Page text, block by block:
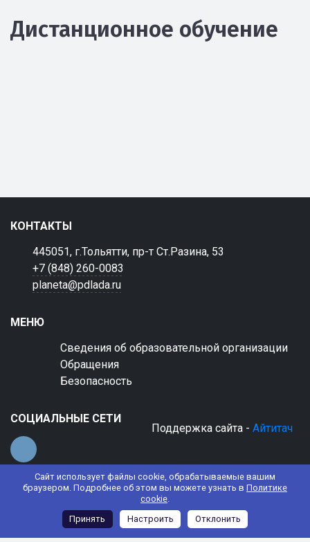
Сайт использует файлы cookie, обрабатываемые вашим
браузером. Подробнее об этом вы можете узнать в Политике
cookie.
Принять
Настроить Отклонить
Дистанционное обучение
КОНТАКТЫ
445051, г.Тольятти, пр-т Ст.Разина, 53
+7 (848) 260-0083
planeta@pdlada.ru
МЕНЮ
Сведения об образовательной организации
Обращения
Безопасность
СОЦИАЛЬНЫЕ СЕТИ
Поддержка сайта - Айтитач
© 2022 АНО ДО "Планета детства "Лада"